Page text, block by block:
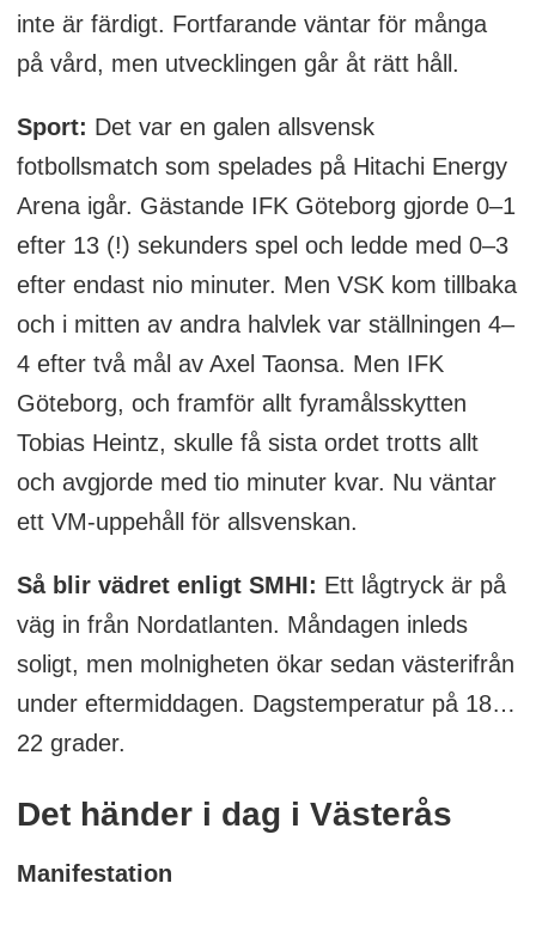
inte är färdigt. Fortfarande väntar för många
på vård, men utvecklingen går åt rätt håll.
Sport: Det var en galen allsvensk
fotbollsmatch som spelades på Hitachi Energy
Arena igår. Gästande IFK Göteborg gjorde 0–1
efter 13 (!) sekunders spel och ledde med 0–3
efter endast nio minuter. Men VSK kom tillbaka
och i mitten av andra halvlek var ställningen 4–
4 efter två mål av Axel Taonsa. Men IFK
Göteborg, och framför allt fyramålsskytten
Tobias Heintz, skulle få sista ordet trotts allt
och avgjorde med tio minuter kvar. Nu väntar
ett VM-uppehåll för allsvenskan.
Så blir vädret enligt SMHI: Ett lågtryck är på
väg in från Nordatlanten. Måndagen inleds
soligt, men molnigheten ökar sedan västerifrån
under eftermiddagen. Dagstemperatur på 18…
22 grader.
Det händer i dag i Västerås
Manifestation